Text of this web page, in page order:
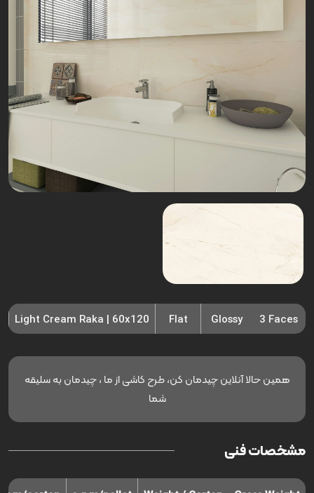
3 Faces
Glossy
Flat
Light Cream Raka | 60x120
همین حالا آنلاین چیدمان کن، طرح کاشی از ما ، چیدمان به سلیقه
شما
مشخصات فنی